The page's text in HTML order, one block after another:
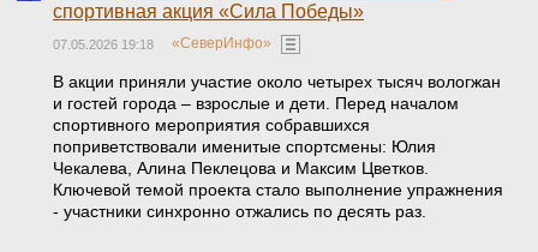
спортивная акция «Сила Победы»
07.05.2026 19:18 «СеверИнфо»
В акции приняли участие около четырех тысяч вологжан
и гостей города – взрослые и дети. Перед началом
спортивного мероприятия собравшихся
поприветствовали именитые спортсмены: Юлия
Чекалева, Алина Пеклецова и Максим Цветков.
Ключевой темой проекта стало выполнение упражнения
- участники синхронно отжались по десять раз.